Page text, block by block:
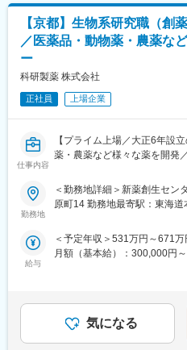
■アークレイグループについて
アークレイは、医療機器・体
を行うグローバルメーカーで
クラスのシェアを誇り、現在
ます。安定した事業基盤のも
要な役割を担っています。
変更の範囲：会社の定める業
・信頼性基準下の薬効薬理試
する
・ＩＢ、ＣＴＤの薬理関連パ
・研究開発計画書、試験報告
・他部署と協議し、プロジェ
る
■戦略・ビジョン：
最先端の製品で、『最優』の
カ・カナダにおいて共同開発
レナフィン」を、現在はアジ
同社の前身は大正9年に設立
継がれた真摯で探究心旺盛な
変更の範囲：会社の定める業務
【京都】生物系研究職（創
／医薬品・動物薬・農薬な
ー
科研製薬 株式会社
正社員 上場企業
仕事内容
【プライム上場／大正6年設
薬・農薬など様々な薬を開発
■求人概要：
当社は1948年に財団法人理化
ニークな製品の提供を通して
イフの向上に努め、人々がよ
■担当業務：
重点領域（免疫・炎症、感染
ィカルニーズの高い疾患に対
勤務地
＜勤務地詳細＞新薬創生セン
原町14 勤務地最寄駅：東海
給与
＜予定年収＞531万円～671
月額（基本給）：300,000円
※2021年度：6ヶ月分） 賃金
考を通じて上下する可能性が
めた表記です。
気になる